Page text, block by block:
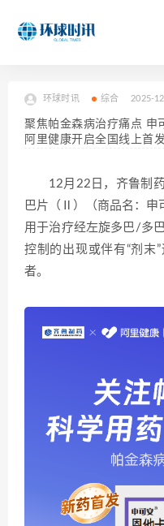
环球时讯 综合 2025-
聚焦帕金森病治疗痛点
阿里健康开启全国线上首发
12月22日，齐鲁制
巴片（Ⅱ）（商品名：申
用于治疗经左旋多巴/多
控制的出现或伴有“剂末
者。